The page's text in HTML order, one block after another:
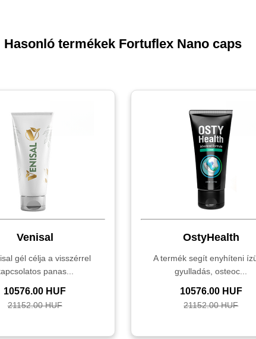
Hasonló termékek Fortuflex Nano caps
Venisal
gél célja a visszérrel
panas...
10576.00 HUF
21152.00 HUF
OstyHealth
A termék segít enyhíteni
gyulladás, osteoc...
10576.00 HUF
21152.00 HUF